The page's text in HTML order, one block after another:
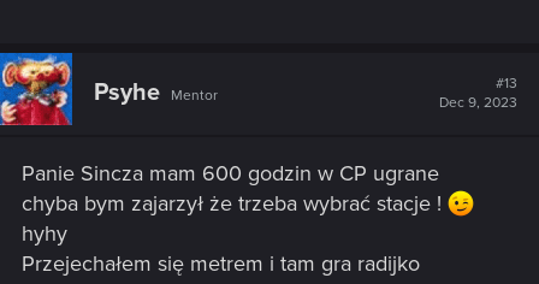
Psyhe Mentor
#13
Dec 9, 2023
Panie Sincza mam 600 godzin w CP ugrane
chyba bym zajarzył że trzeba wybrać stacje !
hyhy
Przejechałem się metrem i tam gra radijko